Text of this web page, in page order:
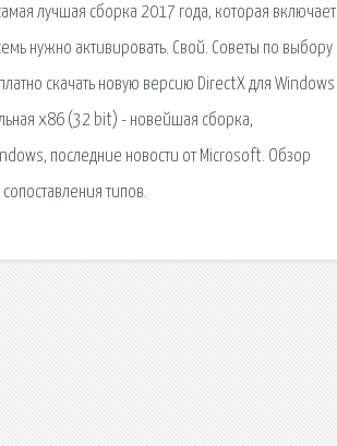
лучшая сборка 2017 года, которая включает
нужно активировать. Свой. Советы по выбору
скачать новую версию DirectX для Windows
x86 (32 bit) - новейшая сборка,
последние новости от Microsoft. Обзор
типов.